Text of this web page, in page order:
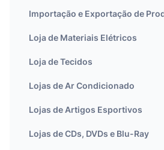
Importação e Exportação de
Loja de Materiais Elétricos
Loja de Tecidos
Lojas de Ar Condicionado
Lojas de Artigos Esportivos
Lojas de CDs, DVDs e Blu-Ray